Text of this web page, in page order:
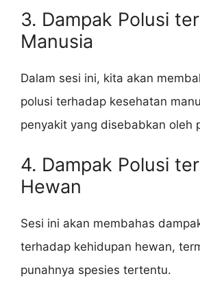
3. Dampak Polusi
Manusia
Dalam sesi ini, kita akan
polusi terhadap kesehatan
penyakit yang disebabkan oleh
4. Dampak Polusi
Hewan
Sesi ini akan membahas
terhadap kehidupan hewan,
punahnya spesies tertentu.